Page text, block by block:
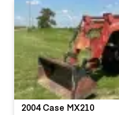
2004 Case MX210